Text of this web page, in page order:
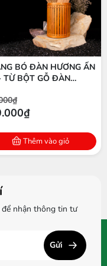
BÓ ĐÀN HƯƠNG ẤN
BỘT GỖ ĐÀN
Thêm vào giỏ
nhận thông tin tư
Gửi